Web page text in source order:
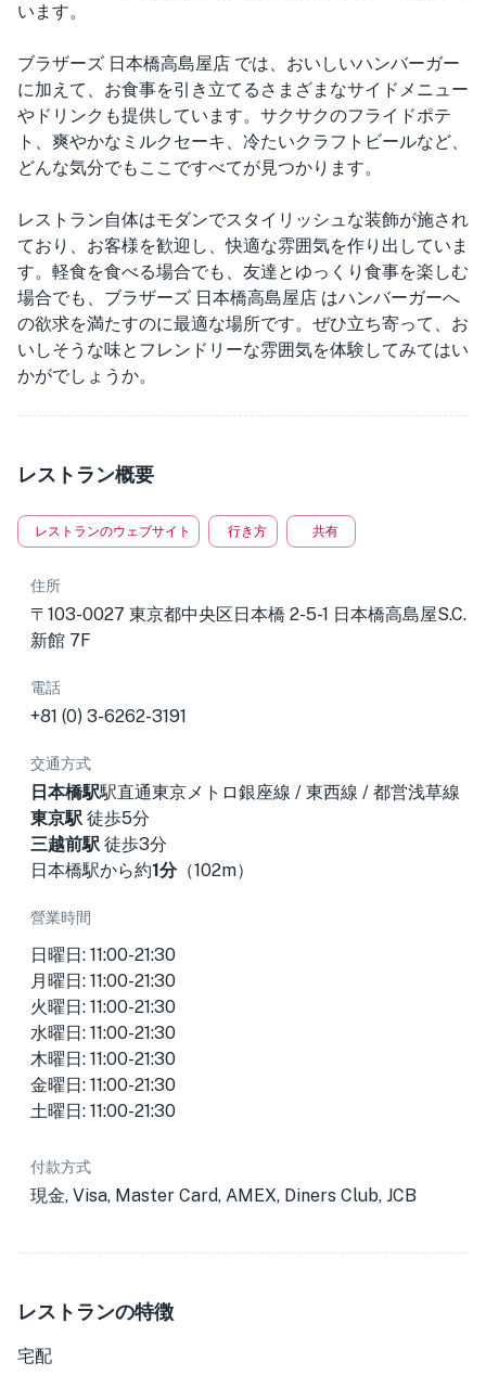
います。
ブラザーズ 日本橋高島屋店 では、おいしいハンバーガー
に加えて、お食事を引き立てるさまざまなサイドメニュー
やドリンクも提供しています。サクサクのフライドポテ
ト、爽やかなミルクセーキ、冷たいクラフトビールなど、
どんな気分でもここですべてが見つかります。
レストラン自体はモダンでスタイリッシュな装飾が施され
ており、お客様を歓迎し、快適な雰囲気を作り出していま
す。軽食を食べる場合でも、友達とゆっくり食事を楽しむ
場合でも、ブラザーズ 日本橋高島屋店 はハンバーガーへ
の欲求を満たすのに最適な場所です。ぜひ立ち寄って、お
いしそうな味とフレンドリーな雰囲気を体験してみてはい
かがでしょうか。
レストラン概要
レストランのウェブサイト 行き方 共有
住所
〒103-0027 東京都中央区日本橋 2-5-1 日本橋高島屋S.C.
新館 7F
電話
+81 (0) 3-6262-3191
交通方式
日本橋駅駅直通東京メトロ銀座線 / 東西線 / 都営浅草線
東京駅 徒歩5分
三越前駅 徒歩3分
日本橋駅から約1分（102m）
營業時間
日曜日: 11:00-21:30
月曜日: 11:00-21:30
火曜日: 11:00-21:30
水曜日: 11:00-21:30
木曜日: 11:00-21:30
金曜日: 11:00-21:30
土曜日: 11:00-21:30
付款方式
現金, Visa, Master Card, AMEX, Diners Club, JCB
レストランの特徴
宅配